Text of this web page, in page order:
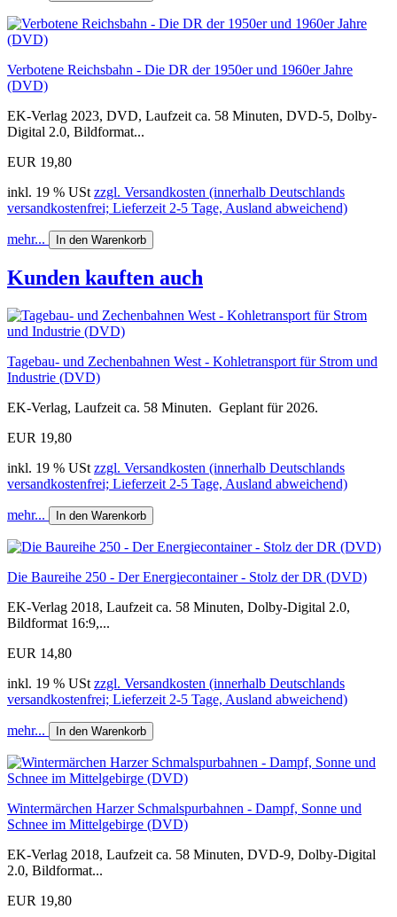
Verbotene Reichsbahn - Die DR der 1950er und 1960er Jahre
(DVD)
EK-Verlag 2023, DVD, Laufzeit ca. 58 Minuten, DVD-5, Dolby-
Digital 2.0, Bildformat...
EUR 19,80
inkl. 19 % USt zzgl. Versandkosten (innerhalb Deutschlands
versandkostenfrei; Lieferzeit 2-5 Tage, Ausland abweichend)
mehr... In den Warenkorb
Kunden kauften auch
Tagebau- und Zechenbahnen West - Kohletransport für Strom und
Industrie (DVD)
EK-Verlag, Laufzeit ca. 58 Minuten. Geplant für 2026.
EUR 19,80
inkl. 19 % USt zzgl. Versandkosten (innerhalb Deutschlands
versandkostenfrei; Lieferzeit 2-5 Tage, Ausland abweichend)
mehr... In den Warenkorb
Die Baureihe 250 - Der Energiecontainer - Stolz der DR (DVD)
EK-Verlag 2018, Laufzeit ca. 58 Minuten, Dolby-Digital 2.0,
Bildformat 16:9,...
EUR 14,80
inkl. 19 % USt zzgl. Versandkosten (innerhalb Deutschlands
versandkostenfrei; Lieferzeit 2-5 Tage, Ausland abweichend)
mehr... In den Warenkorb
Wintermärchen Harzer Schmalspurbahnen - Dampf, Sonne und
Schnee im Mittelgebirge (DVD)
EK-Verlag 2018, Laufzeit ca. 58 Minuten, DVD-9, Dolby-Digital
2.0, Bildformat...
EUR 19,80